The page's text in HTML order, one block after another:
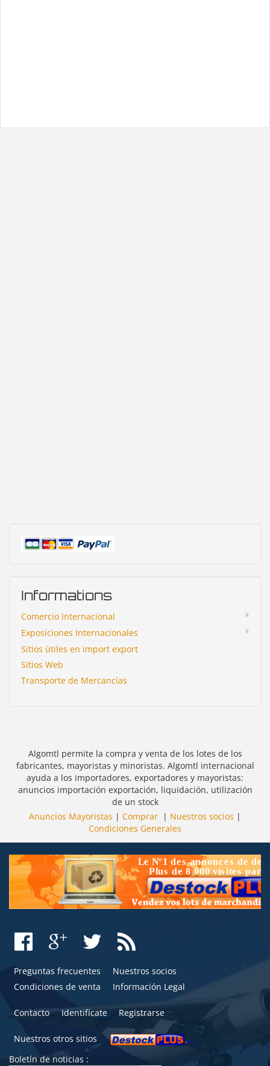
Informations
Comercio Internacional
Exposiciones Internacionales
Sitios ùtiles en import export
Sitios Web
Transporte de Mercancías
Algomtl permite la compra y venta de los lotes de los
fabricantes, mayoristas y minoristas. Algomtl internacional
ayuda a los importadores, exportadores y mayoristas:
anuncios importación exportación, liquidación, utilización
de un stock
Anuncios Mayoristas | Comprar | Nuestros socios |
Condiciones Generales
Preguntas frecuentes
Nuestros socios
Condiciones de venta
Información Legal
Contacto Identifícate Registrarse
Nuestros otros sitios
Boletín de noticias :